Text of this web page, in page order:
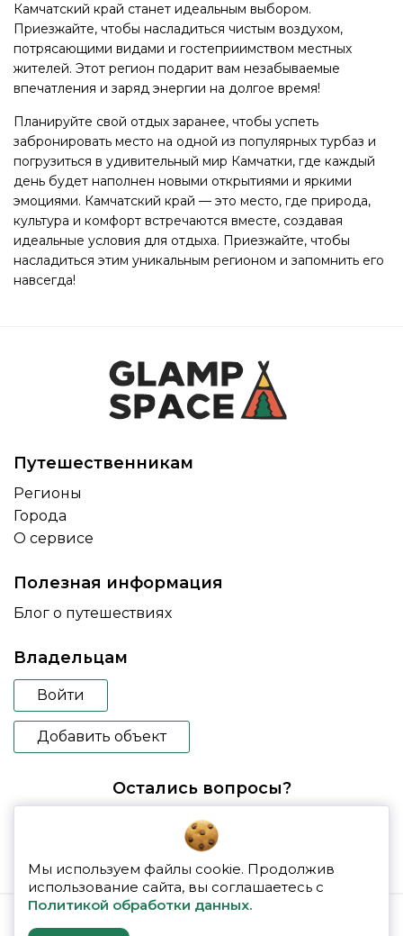
Камчатский край станет идеальным выбором.
Приезжайте, чтобы насладиться чистым воздухом,
потрясающими видами и гостеприимством местных
жителей. Этот регион подарит вам незабываемые
впечатления и заряд энергии на долгое время!
Планируйте свой отдых заранее, чтобы успеть
забронировать место на одной из популярных турбаз и
погрузиться в удивительный мир Камчатки, где каждый
день будет наполнен новыми открытиями и яркими
эмоциями. Камчатский край — это место, где природа,
культура и комфорт встречаются вместе, создавая
идеальные условия для отдыха. Приезжайте, чтобы
насладиться этим уникальным регионом и запомнить его
навсегда!
Путешественникам
Регионы
Города
О сервисе
Полезная информация
Блог о путешествиях
Владельцам
Войти
Добавить объект
Остались вопросы?
booking@glampspace.ru
Мы используем файлы cookie. Продолжив
использование сайта, вы соглашаетесь с
Политикой обработки данных.